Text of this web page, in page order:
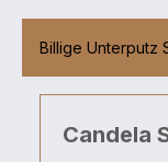
Billige Unterputz
Candela